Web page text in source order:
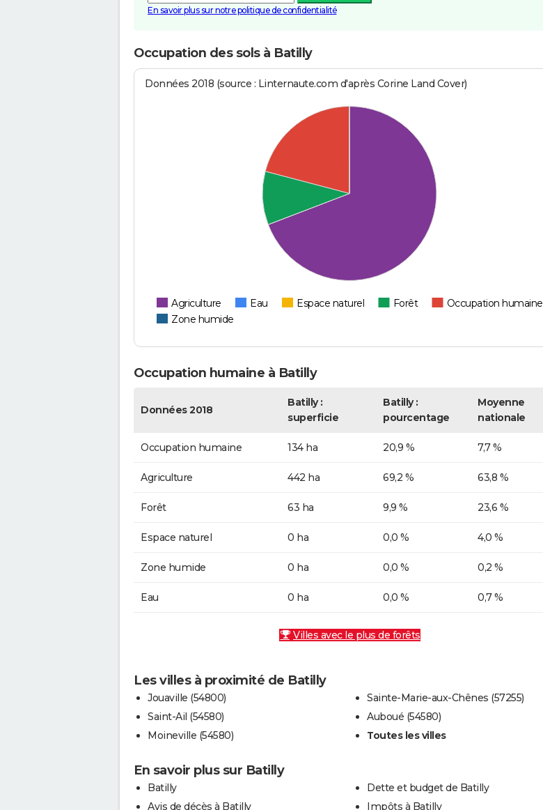
En savoir plus sur notre politique de confidentialité
Occupation des sols à Batilly
Données 2018 (source : Linternaute.com d'après Corine Land Cover)
Agriculture Eau Espace naturel Forêt
Occupation humaine
Zone humide
Occupation humaine à Batilly
Données 2018
Batilly :
superficie
Batilly :
pourcentage
Moyenne
nationale
Occupation humaine 134 ha 20,9 % 7,7 %
Agriculture 442 ha 69,2 % 63,8 %
Forêt 63 ha 9,9 % 23,6 %
Espace naturel 0 ha 0,0 % 4,0 %
Zone humide 0 ha 0,0 % 0,2 %
Eau 0 ha 0,0 % 0,7 %
Villes avec le plus de forêts
Les villes à proximité de Batilly
Jouaville (54800)
Saint-Ail (54580)
Moineville (54580)
Sainte-Marie-aux-Chênes (57255)
Auboué (54580)
Toutes les villes
En savoir plus sur Batilly
Batilly
Avis de décès à Batilly
Dette et budget de Batilly
Impôts à Batilly